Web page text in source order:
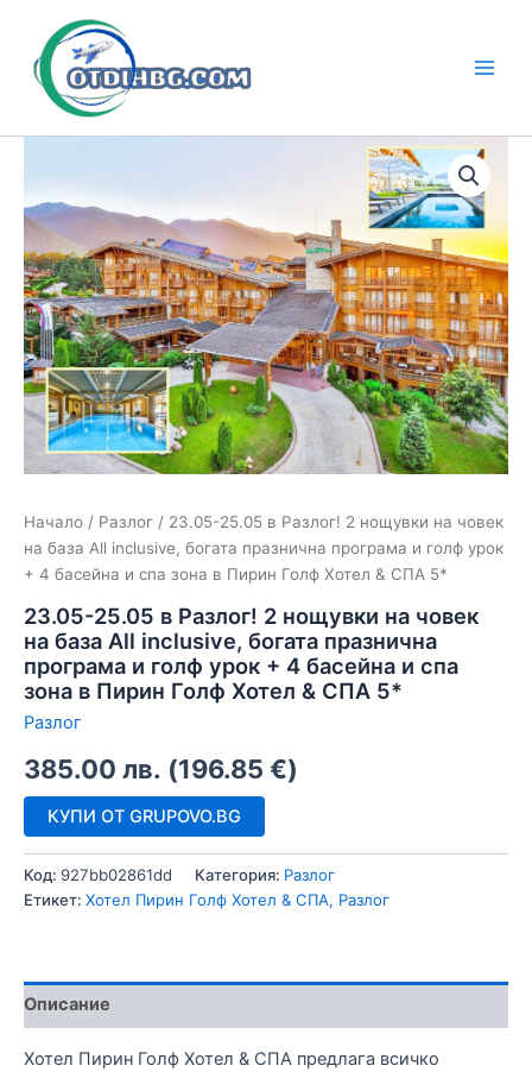
content
Начало / Разлог / 23.05-25.05 в Разлог! 2 нощувки на човек
на база All inclusive, богата празнична програма и голф урок
+ 4 басейна и спа зона в Пирин Голф Хотел & СПА 5*
23.05-25.05 в Разлог! 2 нощувки на човек
на база All inclusive, богата празнична
програма и голф урок + 4 басейна и спа
зона в Пирин Голф Хотел & СПА 5*
Разлог
385.00 лв. (196.85 €)
КУПИ ОТ GRUPOVO.BG
Код: 927bb02861dd Категория: Разлог
Етикет: Хотел Пирин Голф Хотел & СПА, Разлог
Описание
Хотел Пирин Голф Хотел & СПА предлага всичко